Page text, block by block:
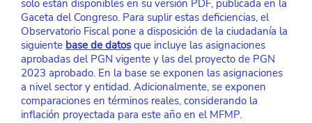
solo están disponibles en su versión PDF, publicada en la
Gaceta del Congreso. Para suplir estas deficiencias, el
Observatorio Fiscal pone a disposición de la ciudadanía la
siguiente base de datos que incluye las asignaciones
aprobadas del PGN vigente y las del proyecto de PGN
2023 aprobado. En la base se exponen las asignaciones
a nivel sector y entidad. Adicionalmente, se exponen
comparaciones en términos reales, considerando la
inflación proyectada para este año en el MFMP.